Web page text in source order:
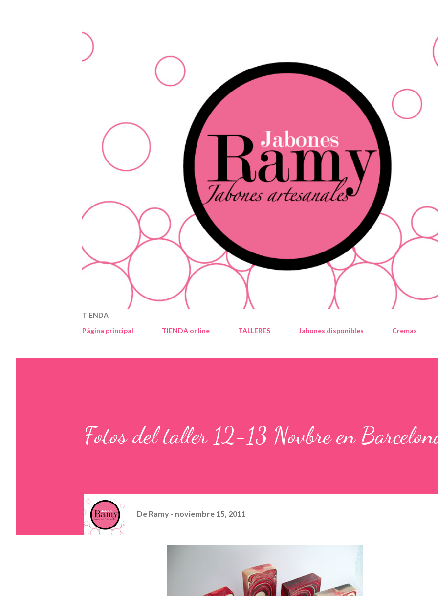
TIENDA
Página principal
TIENDA online TALLERES Jabones disponibles Cremas
Fotos del taller 12-13 Novbre en
De Ramy noviembre 15, 2011